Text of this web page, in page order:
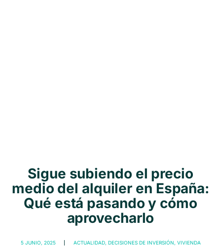
Sigue subiendo el precio
medio del alquiler en España:
Qué está pasando y cómo
aprovecharlo
5 JUNIO, 2025 ACTUALIDAD, DECISIONES DE INVERSIÓN, VIVIENDA